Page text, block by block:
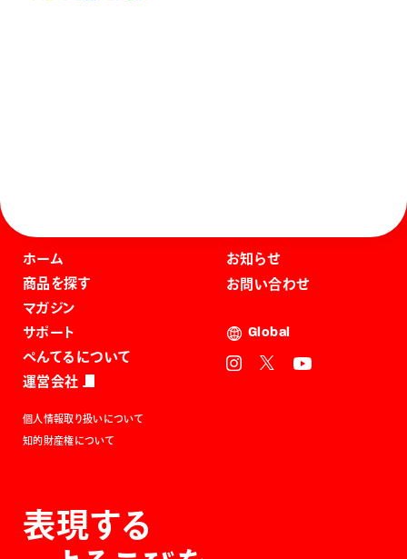
ホーム
商品を探す
マガジン
サポート
ぺんてるについて
運営会社
お知らせ
お問い合わせ
Global
個人情報取り扱いについて
知的財産権について
表現する